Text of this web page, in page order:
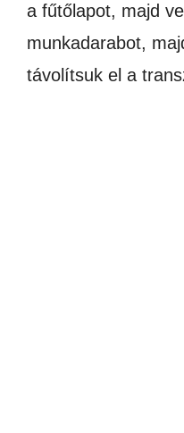
a fűtőlapot, majd
munkadarabot,
távolítsuk el a